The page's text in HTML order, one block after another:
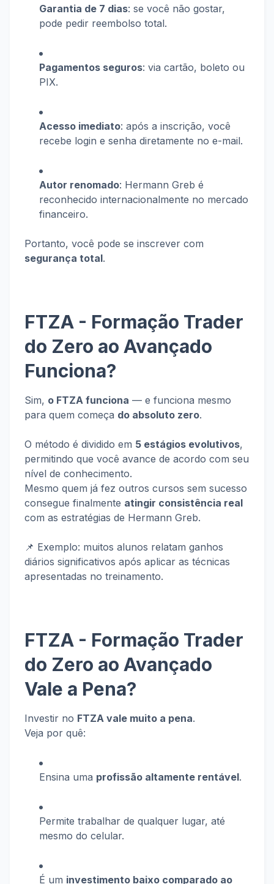
Garantia de 7 dias: se você não gostar,
pode pedir reembolso total.
Pagamentos seguros: via cartão, boleto ou
PIX.
Acesso imediato: após a inscrição, você
recebe login e senha diretamente no e-mail.
Autor renomado: Hermann Greb é
reconhecido internacionalmente no mercado
financeiro.
Portanto, você pode se inscrever com
segurança total.
FTZA - Formação Trader
do Zero ao Avançado
Funciona?
Sim, o FTZA funciona — e funciona mesmo
para quem começa do absoluto zero.
O método é dividido em 5 estágios evolutivos,
permitindo que você avance de acordo com seu
nível de conhecimento.
Mesmo quem já fez outros cursos sem sucesso
consegue finalmente atingir consistência real
com as estratégias de Hermann Greb.
📌 Exemplo: muitos alunos relatam ganhos
diários significativos após aplicar as técnicas
apresentadas no treinamento.
FTZA - Formação Trader
do Zero ao Avançado
Vale a Pena?
Investir no FTZA vale muito a pena.
Veja por quê:
Ensina uma profissão altamente rentável.
Permite trabalhar de qualquer lugar, até
mesmo do celular.
É um investimento baixo comparado ao